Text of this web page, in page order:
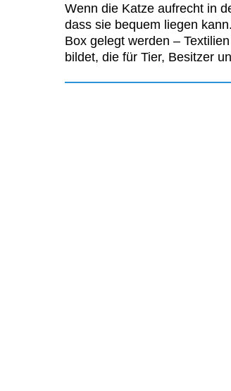
Wenn die Katze aufrecht in
dass sie bequem liegen
Box gelegt werden –
bildet, die für Tier, Besitzer